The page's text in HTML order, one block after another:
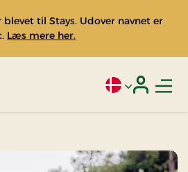
til Stays. Udover navnet er
Læs mere her.
Aktivt sprog: